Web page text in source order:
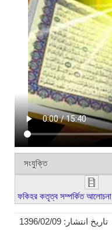
সংযুক্তি
ফকিহর কতৃত্ব সম্পর্কিত আলোচনা
تاریخ انتشار: 1396/02/09